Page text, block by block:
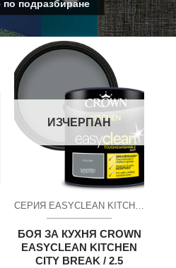
ИЗЧЕРПАН
СЕРИЯ EASYCLEAN KITCHEN ПОЧИСТВАЩ СЕ МАТ
БОЯ ЗА КУХНЯ CROWN
EASYCLEAN KITCHEN
CITY BREAK / 2.5